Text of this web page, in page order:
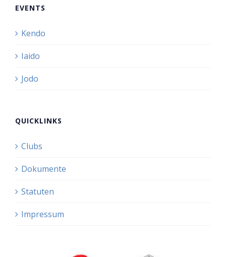
EVENTS
Kendo
Iaido
Jodo
QUICKLINKS
Clubs
Dokumente
Statuten
Impressum